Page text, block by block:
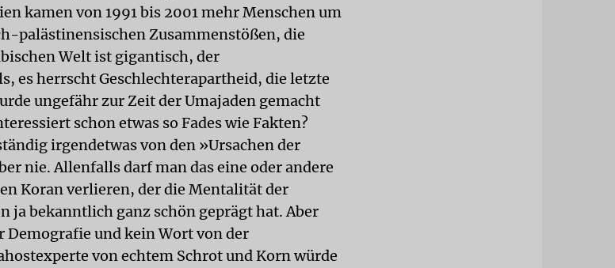
kamen von 1991 bis 2001 mehr Menschen um
palästinensischen Zusammenstößen, die
Welt ist gigantisch, der
es herrscht Geschlechterapartheid, die letzte
ungefähr zur Zeit der Umajaden gemacht
schon etwas so Fades wie Fakten?
irgendetwas von den »Ursachen der
nie. Allenfalls darf man das eine oder andere
Koran verlieren, der die Mentalität der
ja bekanntlich ganz schön geprägt hat. Aber
Demografie und kein Wort von der
von echtem Schrot und Korn würde